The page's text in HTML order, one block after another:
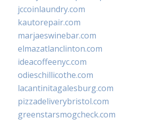
jccoinlaundry.com
kautorepair.com
marjaeswinebar.com
elmazatlanclinton.com
ideacoffeenyc.com
odieschillicothe.com
lacantinitagalesburg.com
pizzadeliverybristol.com
greenstarsmogcheck.com